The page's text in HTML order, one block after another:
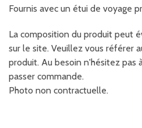
Fournis avec un étui de voyage
La composition du produit peut
sur le site. Veuillez vous référer
produit. Au besoin n'hésitez pas
passer commande.
Photo non contractuelle.